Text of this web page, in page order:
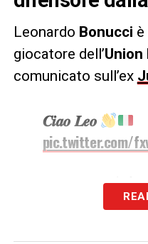
Leonardo Bonucci
giocatore dell’Union
comunicato sull’ex
𝑪𝒊𝒂𝒐 𝑳𝒆𝒐
pic.twitter.com/
— 1. FC Union Berlin
IL COMUNICATO –
ingaggiato il